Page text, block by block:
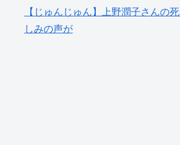
【じゅんじゅん】上野潤子さんの
しみの声が